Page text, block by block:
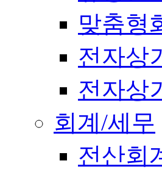
맞춤형
전자상
전자상
회계/세무
전산회